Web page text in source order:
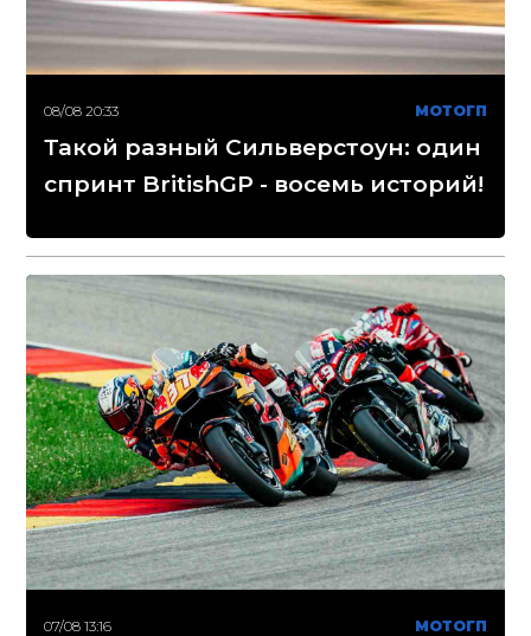
08/08 20:33 МОТОГП
Такой разный Сильверстоун: один
спринт BritishGP - восемь историй!
07/08 13:16 МОТОГП